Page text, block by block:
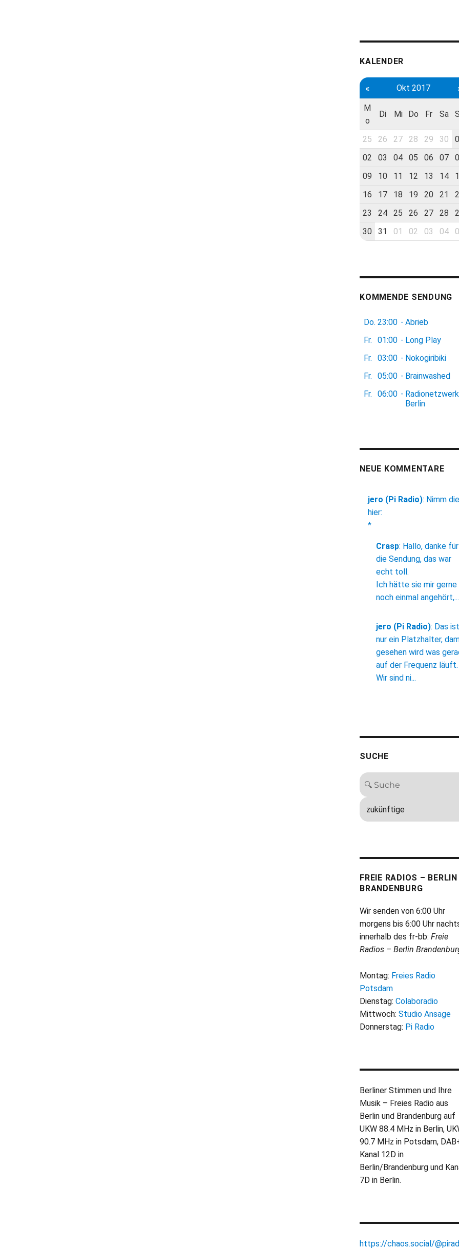
KALENDER
« Okt 2017
M
o
Di Mi Do Fr Sa
25 26 27 28 29 30
02
03 04 05 06 07
09
10 11 12 13 14
16
17 18 19 20 21
23
24 25 26 27 28
30
31 01 02 03 04
KOMMENDE SENDUNG
Do. 23:00 - Abrieb
Fr.
01:00 - Long Play
Fr.
03:00 - Nokogiribiki
Fr.
05:00 - Brainwashed
Fr.
06:00 - Radionetzwerk
Berlin
NEUE KOMMENTARE
jero (Pi Radio): Nimm die
hier:
*
Crasp: Hallo, danke für
die Sendung, das war
echt toll.
Ich hätte sie mir gerne
noch einmal angehört,...
jero (Pi Radio): Das ist
nur ein Platzhalter,
gesehen wird was
auf der Frequenz läuft.
Wir sind ni...
SUCHE
FREIE RADIOS – BERLIN
BRANDENBURG
Wir senden von 6:00 Uhr
morgens bis 6:00 Uhr
innerhalb des fr-bb: Freie
Radios – Berlin
Montag: Freies Radio
Potsdam
Dienstag: Colaboradio
Mittwoch: Studio Ansage
Donnerstag: Pi Radio
Berliner Stimmen und Ihre
Musik – Freies Radio aus
Berlin und Brandenburg auf
UKW 88.4 MHz in Berlin,
90.7 MHz in Potsdam,
Kanal 12D in
Berlin/Brandenburg und
7D in Berlin.
https://chaos.social/